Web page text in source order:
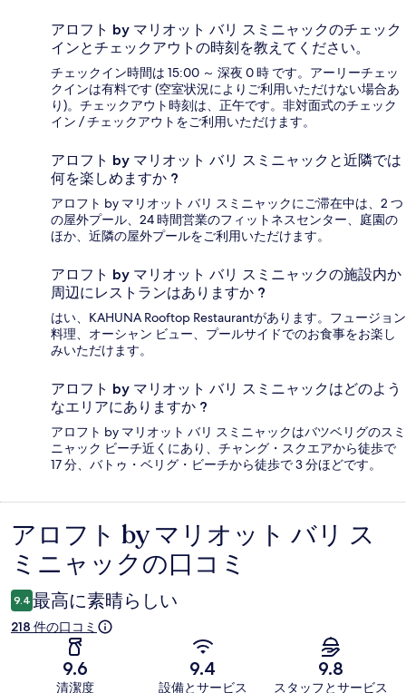
アロフト by マリオット バリ スミニャックのチェック
インとチェックアウトの時刻を教えてください。
チェックイン時間は 15:00 ～ 深夜 0 時 です。アーリーチェッ
クインは有料です (空室状況によりご利用いただけない場合あ
り)。チェックアウト時刻は、正午です。非対面式のチェック
イン / チェックアウトをご利用いただけます。
アロフト by マリオット バリ スミニャックと近隣では
何を楽しめますか ?
アロフト by マリオット バリ スミニャックにご滞在中は、2 つ
の屋外プール、24 時間営業のフィットネスセンター、庭園の
ほか、近隣の屋外プールをご利用いただけます。
アロフト by マリオット バリ スミニャックの施設内か
周辺にレストランはありますか ?
はい、KAHUNA Rooftop Restaurantがあります。フュージョン
料理、オーシャン ビュー、プールサイドでのお食事をお楽し
みいただけます。
アロフト by マリオット バリ スミニャックはどのよう
なエリアにありますか ?
アロフト by マリオット バリ スミニャックはバツベリグのスミ
ニャック ビーチ近くにあり、チャング・スクエアから徒歩で
17 分、バトゥ・ベリグ・ビーチから徒歩で 3 分ほどです。
口
コ
ミ
アロフト by マリオット バリ ス
ミニャックの口コミ
9.4 最高に素晴らしい
218 件の口コミ
9.6
清潔度
9.4
設備とサービス
9.8
スタッフとサービス